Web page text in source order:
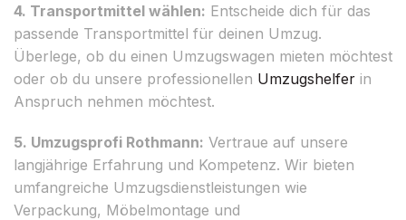
4. Transportmittel wählen: Entscheide dich für das
passende Transportmittel für deinen Umzug.
Überlege, ob du einen Umzugswagen mieten möchtest
oder ob du unsere professionellen Umzugshelfer in
Anspruch nehmen möchtest.
5. Umzugsprofi Rothmann: Vertraue auf unsere
langjährige Erfahrung und Kompetenz. Wir bieten
umfangreiche Umzugsdienstleistungen wie
Verpackung, Möbelmontage und